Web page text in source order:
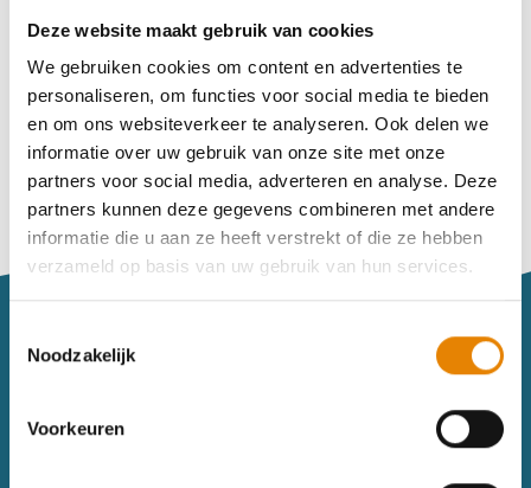
Deze website maakt gebruik van cookies
We gebruiken cookies om content en advertenties te
personaliseren, om functies voor social media te bieden
en om ons websiteverkeer te analyseren. Ook delen we
informatie over uw gebruik van onze site met onze
partners voor social media, adverteren en analyse. Deze
partners kunnen deze gegevens combineren met andere
informatie die u aan ze heeft verstrekt of die ze hebben
verzameld op basis van uw gebruik van hun services.
Noodzakelijk
Voorkeuren
Heb je nog geen account?
Maak dan een nieuw account aan
Maak een nieuw account aan
Vind je je weg niet goed in het wandeldagboek?
Raadpleeg dan hier de handleiding.